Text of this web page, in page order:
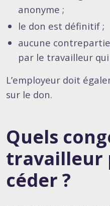
anonyme ;
le don est définitif ;
aucune
par le travailleur
L’employeur doit
sur le don.
Quels
travailleur
céder ?